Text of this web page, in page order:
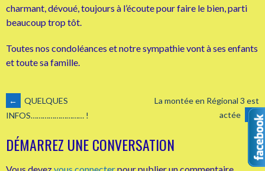
charmant, dévoué, toujours à l’écoute pour faire le bien, parti
beaucoup trop tôt.
Toutes nos condoléances et notre sympathie vont à ses enfants
et toute sa famille.
NAVIGATION
DES
←
QUELQUES
INFOS……………………… !
La montée en Régional 3 est
actée
→
DÉMARREZ UNE CONVERSATION